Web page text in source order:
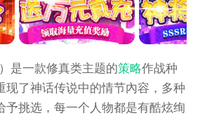
是一款修真类主题的策略作战种
现了神话传说中的情节內容，多种
予挑选，每一个人物都是有酷炫绚